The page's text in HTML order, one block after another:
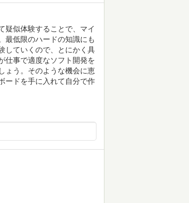
疑似体験することで、マイ
最低限のハードの知識にも
していくので、とにかく具
仕事で適度なソフト開発を
ょう。そのような機会に恵
ードを手に入れて自分で作